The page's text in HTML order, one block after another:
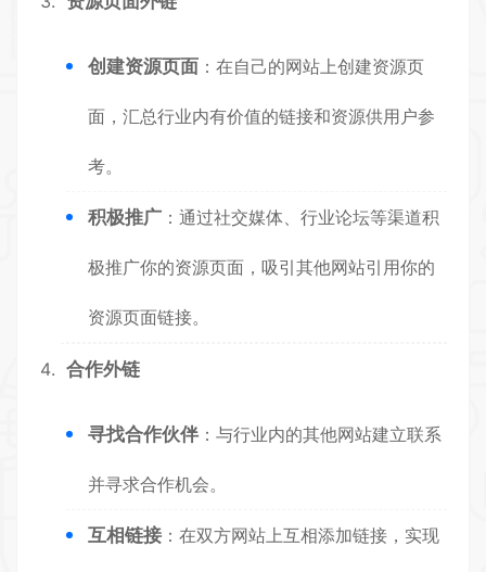
创建资源页面 ：在自己的网站上创建资源页
面，汇总行业内有价值的链接和资源供用户参
考。
积极推广 ：通过社交媒体、行业论坛等渠道积
极推广你的资源页面，吸引其他网站引用你的
资源页面链接。
合作外链
寻找合作伙伴 ：与行业内的其他网站建立联系
并寻求合作机会。
互相链接 ：在双方网站上互相添加链接，实现